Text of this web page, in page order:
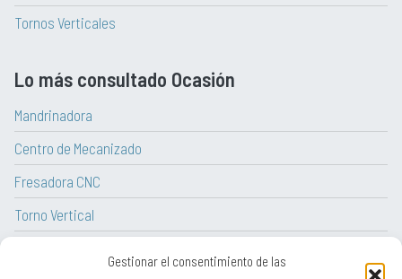
Gestionar el consentimiento de las
Tornos Verticales
Lo más consultado Ocasión
Mandrinadora
Centro de Mecanizado
Fresadora CNC
Torno Vertical